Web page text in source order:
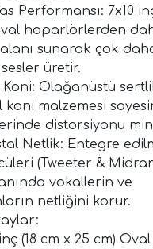
Performansı: 7x10
hoparlörlerden
sunarak çok
üretir.
Koni: Olağanüstü
koni malzemesi
distorsiyonu
Netlik: Entegre
(Tweeter &
vokallerin ve
netliğini korur.
(18 cm x 25 cm) Oval